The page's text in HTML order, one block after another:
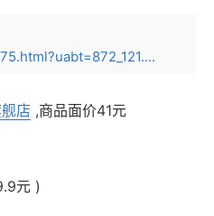
店 ,商品面价41元
元 )